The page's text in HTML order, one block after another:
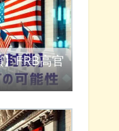
FRB高官